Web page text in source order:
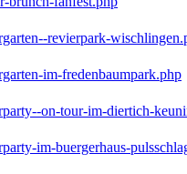
revierpark-
im-fredenbaumpark.php
on-tour-im-diertich-
im-buergerhaus-